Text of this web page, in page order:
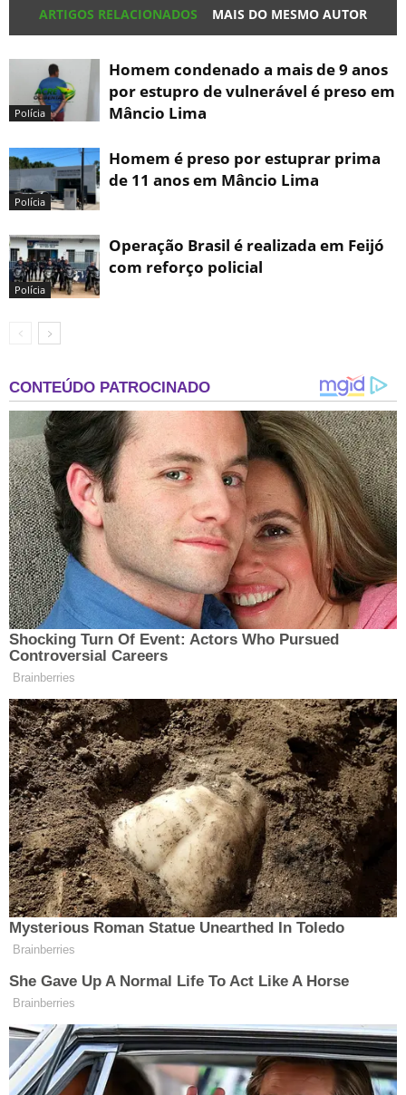
ARTIGOS RELACIONADOS MAIS DO MESMO AUTOR
Polícia
Homem condenado a mais de 9 anos
por estupro de vulnerável é preso em
Mâncio Lima
Polícia
Homem é preso por estuprar prima
de 11 anos em Mâncio Lima
Polícia
Operação Brasil é realizada em Feijó
com reforço policial